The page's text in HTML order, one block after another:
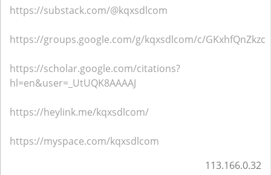
https://substack.com/@kqxsdlcom
https://groups.google.com/g/kqxsdlcom/c/GKxhfQnZkzc
https://scholar.google.com/citations?
hl=en&user=_UtUQK8AAAAJ
https://heylink.me/kqxsdlcom/
https://myspace.com/kqxsdlcom
113.166.0.32